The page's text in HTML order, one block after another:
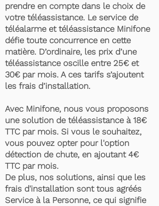
prendre en compte dans le choix de
votre téléassistance. Le service de
téléalarme et téléassistance Minifone
défie toute concurrence en cette
matière. D’ordinaire, les prix d’une
téléassistance oscille entre 25€ et
30€ par mois. A ces tarifs s’ajoutent
les frais d’installation.
Avec Minifone, nous vous proposons
une solution de téléassistance à 18€
TTC par mois. Si vous le souhaitez,
vous pouvez opter pour l'option
détection de chute, en ajoutant 4€
TTC par mois.
De plus, nos solutions, ainsi que les
frais d'installation sont tous agréés
Service à la Personne, ce qui signifie